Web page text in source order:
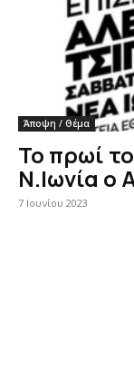
Άποψη / Θέμα
Το πρωί
Ν.Ιωνία ο
7 Ιουνίου 2023